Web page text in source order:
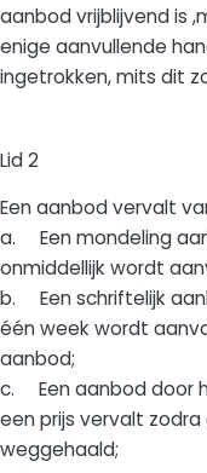
aanbod vrijblijvend is
enige aanvullende
ingetrokken, mits dit
Lid 2
Een aanbod vervalt
a. Een mondeling
onmiddellijk wordt
b. Een schriftelijk
één week wordt
aanbod;
c. Een aanbod door
een prijs vervalt
weggehaald;